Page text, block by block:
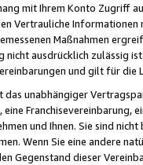
mit Ihrem Konto
Vertrauliche
Maßnahmen
nicht ausdrücklich zulässig
und gilt für die
das unabhängiger
Franchisevereinbarung,
und Ihnen. Sie sind
Wenn Sie eine andere
Gegenstand dieser